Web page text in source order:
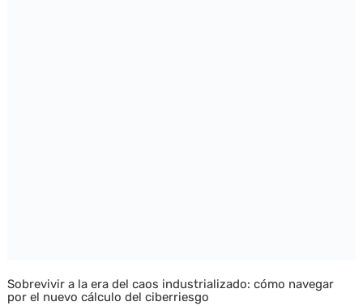
Sobrevivir a la era del caos industrializado: cómo navegar
por el nuevo cálculo del ciberriesgo